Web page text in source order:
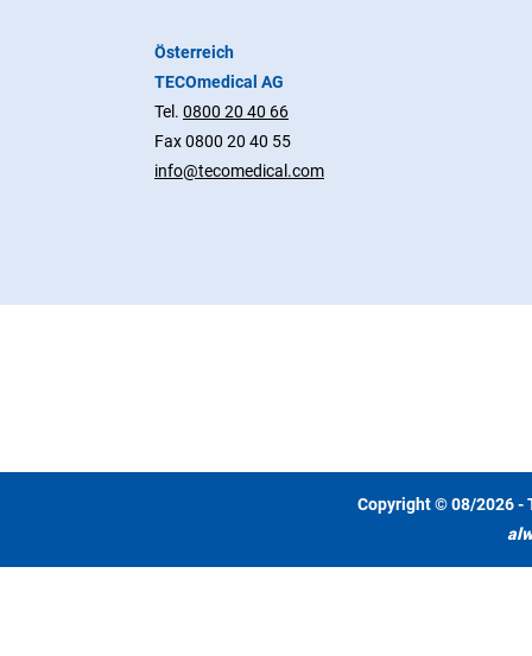
Österreich
TECOmedical AG
Tel. 0800 20 40 66
Fax 0800 20 40 55
info@tecomedical.com
Copyright © 08/2026 -